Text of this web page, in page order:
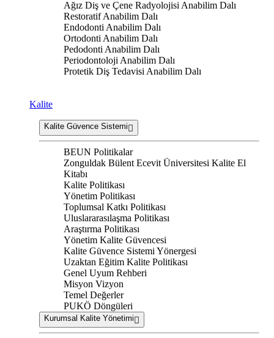
Ağız Diş ve Çene Radyolojisi Anabilim Dalı
Restoratif Anabilim Dalı
Endodonti Anabilim Dalı
Ortodonti Anabilim Dalı
Pedodonti Anabilim Dalı
Periodontoloji Anabilim Dalı
Protetik Diş Tedavisi Anabilim Dalı
Kalite
Kalite Güvence Sistemi
BEUN Politikalar
Zonguldak Bülent Ecevit Üniversitesi Kalite El
Kitabı
Kalite Politikası
Yönetim Politikası
Toplumsal Katkı Politikası
Uluslararasılaşma Politikası
Araştırma Politikası
Yönetim Kalite Güvencesi
Kalite Güvence Sistemi Yönergesi
Uzaktan Eğitim Kalite Politikası
Genel Uyum Rehberi
Misyon Vizyon
Temel Değerler
PUKÖ Döngüleri
Kurumsal Kalite Yönetimi